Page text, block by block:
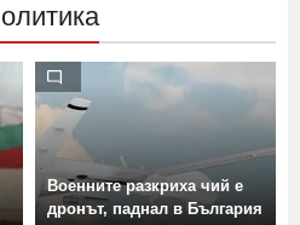
Военните разкриха чий е
дронът, паднал в България